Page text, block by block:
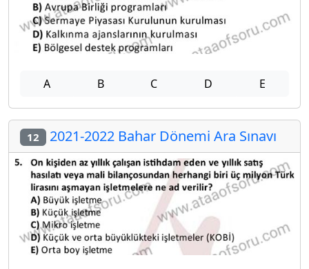
A B C D E
12 2021-2022 Bahar Dönemi Ara Sınavı